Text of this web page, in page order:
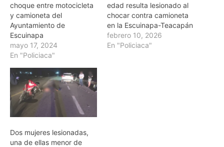
choque entre motocicleta
y camioneta del
Ayuntamiento de
Escuinapa
mayo 17, 2024
En "Policiaca"
edad resulta lesionado al
chocar contra camioneta
en la Escuinapa-Teacapán
febrero 10, 2026
En "Policiaca"
Dos mujeres lesionadas,
una de ellas menor de